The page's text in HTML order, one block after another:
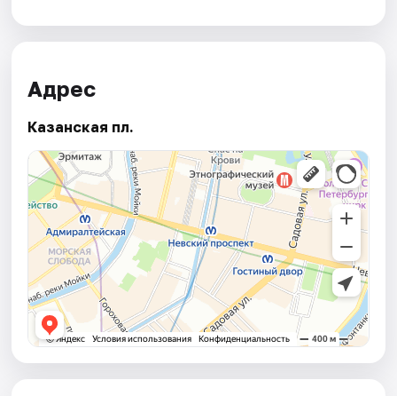
Адрес
Казанская пл.